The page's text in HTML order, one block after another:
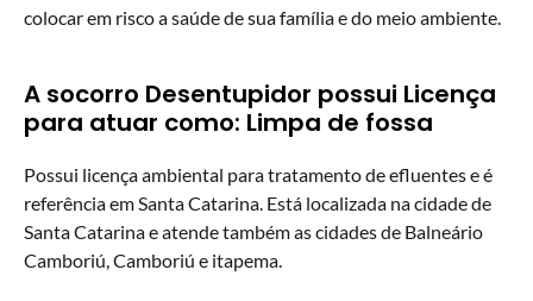
colocar em risco a saúde de sua família e do meio ambiente.
A socorro Desentupidor possui Licença
para atuar como: Limpa de fossa
Possui licença ambiental para tratamento de efluentes e é
referência em Santa Catarina. Está localizada na cidade de
Santa Catarina e atende também as cidades de Balneário
Camboriú, Camboriú e itapema.